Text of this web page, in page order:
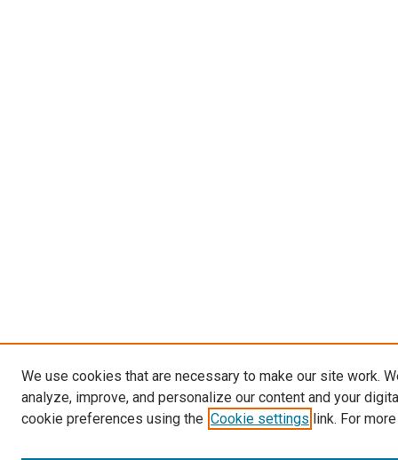
We use cookies that are necessary to make our site work.
analyze, improve, and personalize our content and your
cookie preferences using the Cookie settings link. For